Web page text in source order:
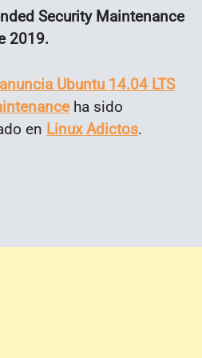
Security Maintenance
2019.
Ubuntu 14.04 LTS
ha sido
en Linux Adictos.